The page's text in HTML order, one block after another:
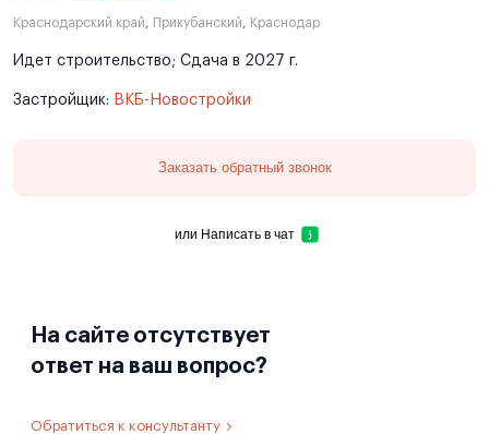
Краснодарский край, Прикубанский, Краснодар
Идет строительство; Сдача в 2027 г.
Застройщик: ВКБ-Новостройки
Заказать обратный звонок
или Написать в чат
На сайте отсутствует
ответ на ваш вопрос?
Обратиться к консультанту